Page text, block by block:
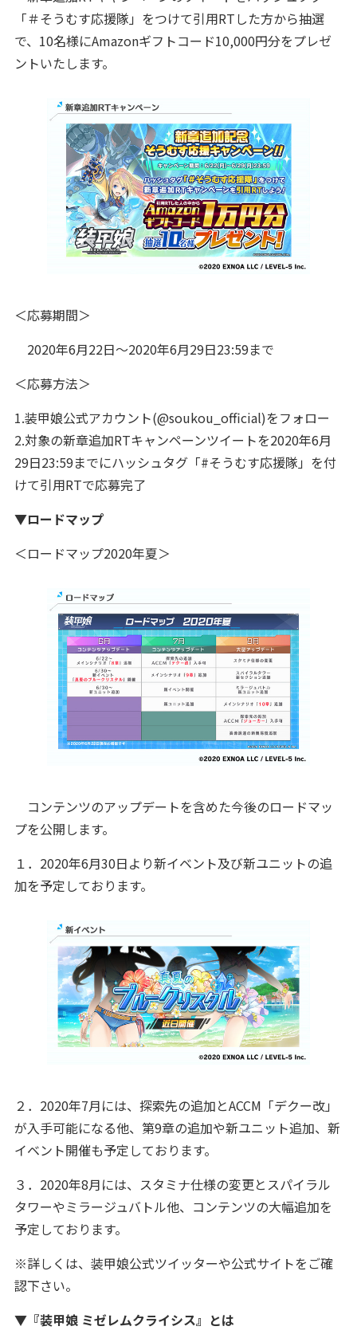
「＃そうむす応援隊」をつけて引用RTした方から抽選
で、10名様にAmazonギフトコード10,000円分をプレゼ
ントいたします。
＜応募期間＞
2020年6月22日～2020年6月29日23:59まで
＜応募方法＞
1.装甲娘公式アカウント(@soukou_official)をフォロー
2.対象の新章追加RTキャンペーンツイートを2020年6月
29日23:59までにハッシュタグ「#そうむす応援隊」を付
けて引用RTで応募完了
▼ロードマップ
＜ロードマップ2020年夏＞
コンテンツのアップデートを含めた今後のロードマッ
プを公開します。
１．2020年6月30日より新イベント及び新ユニットの追
加を予定しております。
２．2020年7月には、探索先の追加とACCM「デクー改」
が入手可能になる他、第9章の追加や新ユニット追加、新
イベント開催も予定しております。
３．2020年8月には、スタミナ仕様の変更とスパイラル
タワーやミラージュバトル他、コンテンツの大幅追加を
予定しております。
※詳しくは、装甲娘公式ツイッターや公式サイトをご確
認下さい。
▼『装甲娘 ミゼレムクライシス』とは